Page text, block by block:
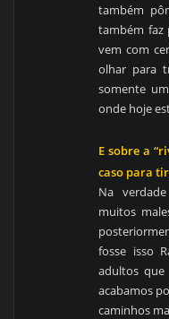
também
também faz
vem com
olhar para
somente
onde hoje
E sobre a
caso para
Na
muitos
fosse isso
adultos que
acabamos
caminhos